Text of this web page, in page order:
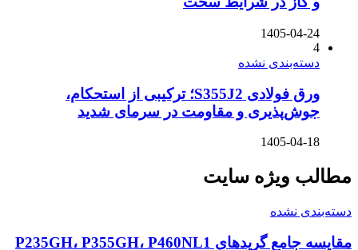
1405-04-24
4
دسته‌بندی نشده
ورق فولادی S355J2؛ ترکیبی از استحکام،
جوش‌پذیری و مقاومت در سرمای شدید
1405-04-18
مطالب ویژه سایت
دسته‌بندی نشده
مقایسه جامع گریدهای P235GH، P355GH، P460NL1